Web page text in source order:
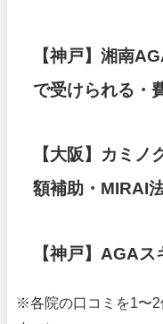
【神戸】湘南
で受けられる・
【大阪】カミノ
額補助・MIRAI法
【神戸】AGA
※各院の口コミを1〜